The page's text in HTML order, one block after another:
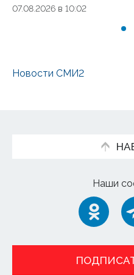
07.08.2026 в 10:02
Новости СМИ2
Наши